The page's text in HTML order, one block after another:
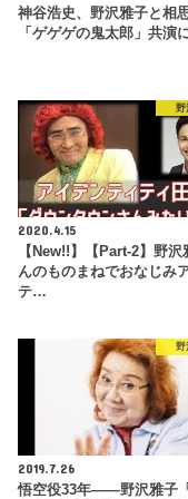
神谷浩史、野沢雅子と相
「ゲゲゲの鬼太郎」共演
野
2020.4.15
【New!!】【Part-2】野沢
んのものまねでおなじみ
テ…
野
2019.7.26
悟空役33年――野沢雅子